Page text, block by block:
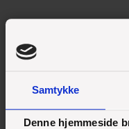
Samtykke
Denne hjemmeside
Tilmeld
Vil du gerne høre
elevers hverdag? Så
ikke til at